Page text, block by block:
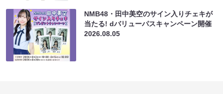
NMB48・田中美空のサイン入りチェキが
当たる! dバリューパスキャンペーン開催
2026.08.05